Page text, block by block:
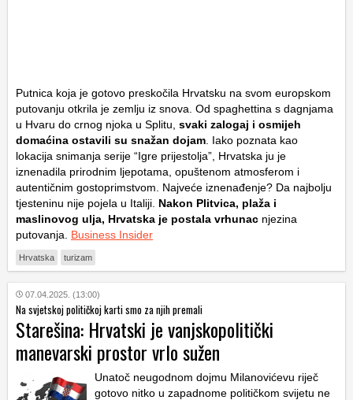
Putnica koja je gotovo preskočila Hrvatsku na svom europskom
putovanju otkrila je zemlju iz snova. Od spaghettina s dagnjama
u Hvaru do crnog njoka u Splitu, svaki zalogaj i osmijeh
domaćina ostavili su snažan dojam . Iako poznata kao
lokacija snimanja serije “Igre prijestolja”, Hrvatska ju je
iznenadila prirodnim ljepotama, opuštenom atmosferom i
autentičnim gostoprimstvom. Najveće iznenađenje? Da najbolju
tjesteninu nije pojela u Italiji. Nakon Plitvica, plaža i
maslinovog ulja, Hrvatska je postala vrhunac njezina
putovanja. Business Insider
Hrvatska turizam
07.04.2025. (13:00)
Na svjetskoj političkoj karti smo za njih premali
Starešina: Hrvatski je vanjskopolitički
manevarski prostor vrlo sužen
Unatoč neugodnom dojmu Milanovićevu riječ
gotovo nitko u zapadnome političkom svijetu ne